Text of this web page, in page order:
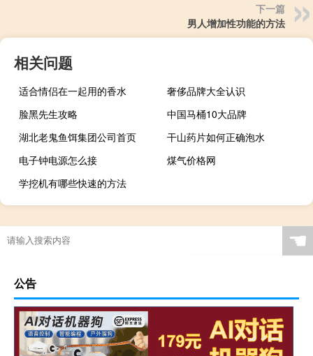
下一篇
男人增加性功能的方法
相关问题
适合情侣在一起用的香水
奢侈品牌大全认识
脸黑先生攻略
中国马桶10大品牌
湖北老鬼鱼饵集团公司首页
干山药片如何正确泡水
电子钟电源怎么接
煤气价格网
学挖机有哪些快速的方法
☚
公告